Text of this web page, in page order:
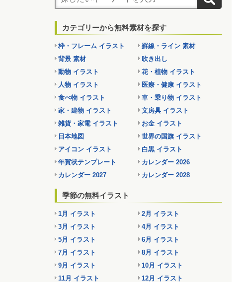
カテゴリーから無料素材を探す
枠・フレーム イラスト
罫線・ライン 素材
背景 素材
吹き出し
動物 イラスト
花・植物 イラスト
人物 イラスト
医療・健康 イラスト
食べ物 イラスト
車・乗り物 イラスト
家・建物 イラスト
文房具 イラスト
雑貨・家電 イラスト
お金 イラスト
日本地図
世界の国旗 イラスト
アイコン イラスト
白黒 イラスト
年賀状テンプレート
カレンダー 2026
カレンダー 2027
カレンダー 2028
季節の無料イラスト
1月 イラスト
2月 イラスト
3月 イラスト
4月 イラスト
5月 イラスト
6月 イラスト
7月 イラスト
8月 イラスト
9月 イラスト
10月 イラスト
11月 イラスト
12月 イラスト